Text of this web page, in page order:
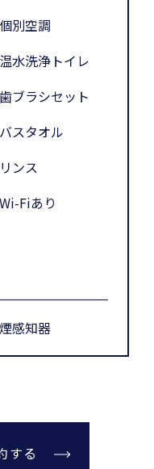
別空調
水洗浄トイレ
ブラシセット
スタオル
ンス
Fiあり
感知器
する